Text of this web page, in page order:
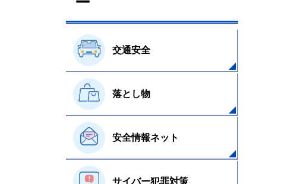
交通安全
落とし物
安全情報ネット
サイバー犯罪対策